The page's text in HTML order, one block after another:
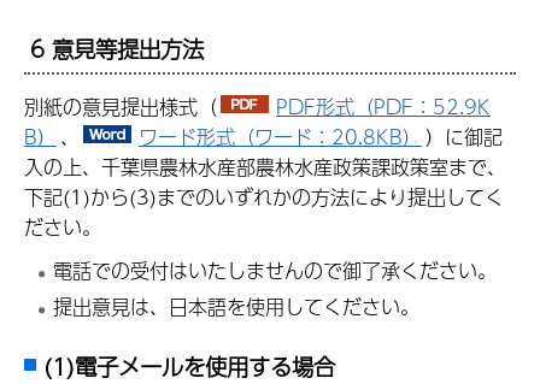
6 意見等提出方法
別紙の意見提出様式（
PDF形式（PDF：52.9K
B） 、 ワード形式（ワード：20.8KB） ）に御記
入の上、千葉県農林水産部農林水産政策課政策室まで、
下記(1)から(3)までのいずれかの方法により提出してく
ださい。
電話での受付はいたしませんので御了承ください。
提出意見は、日本語を使用してください。
(1)電子メールを使用する場合